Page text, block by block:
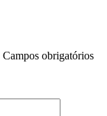
Campos obrigatórios